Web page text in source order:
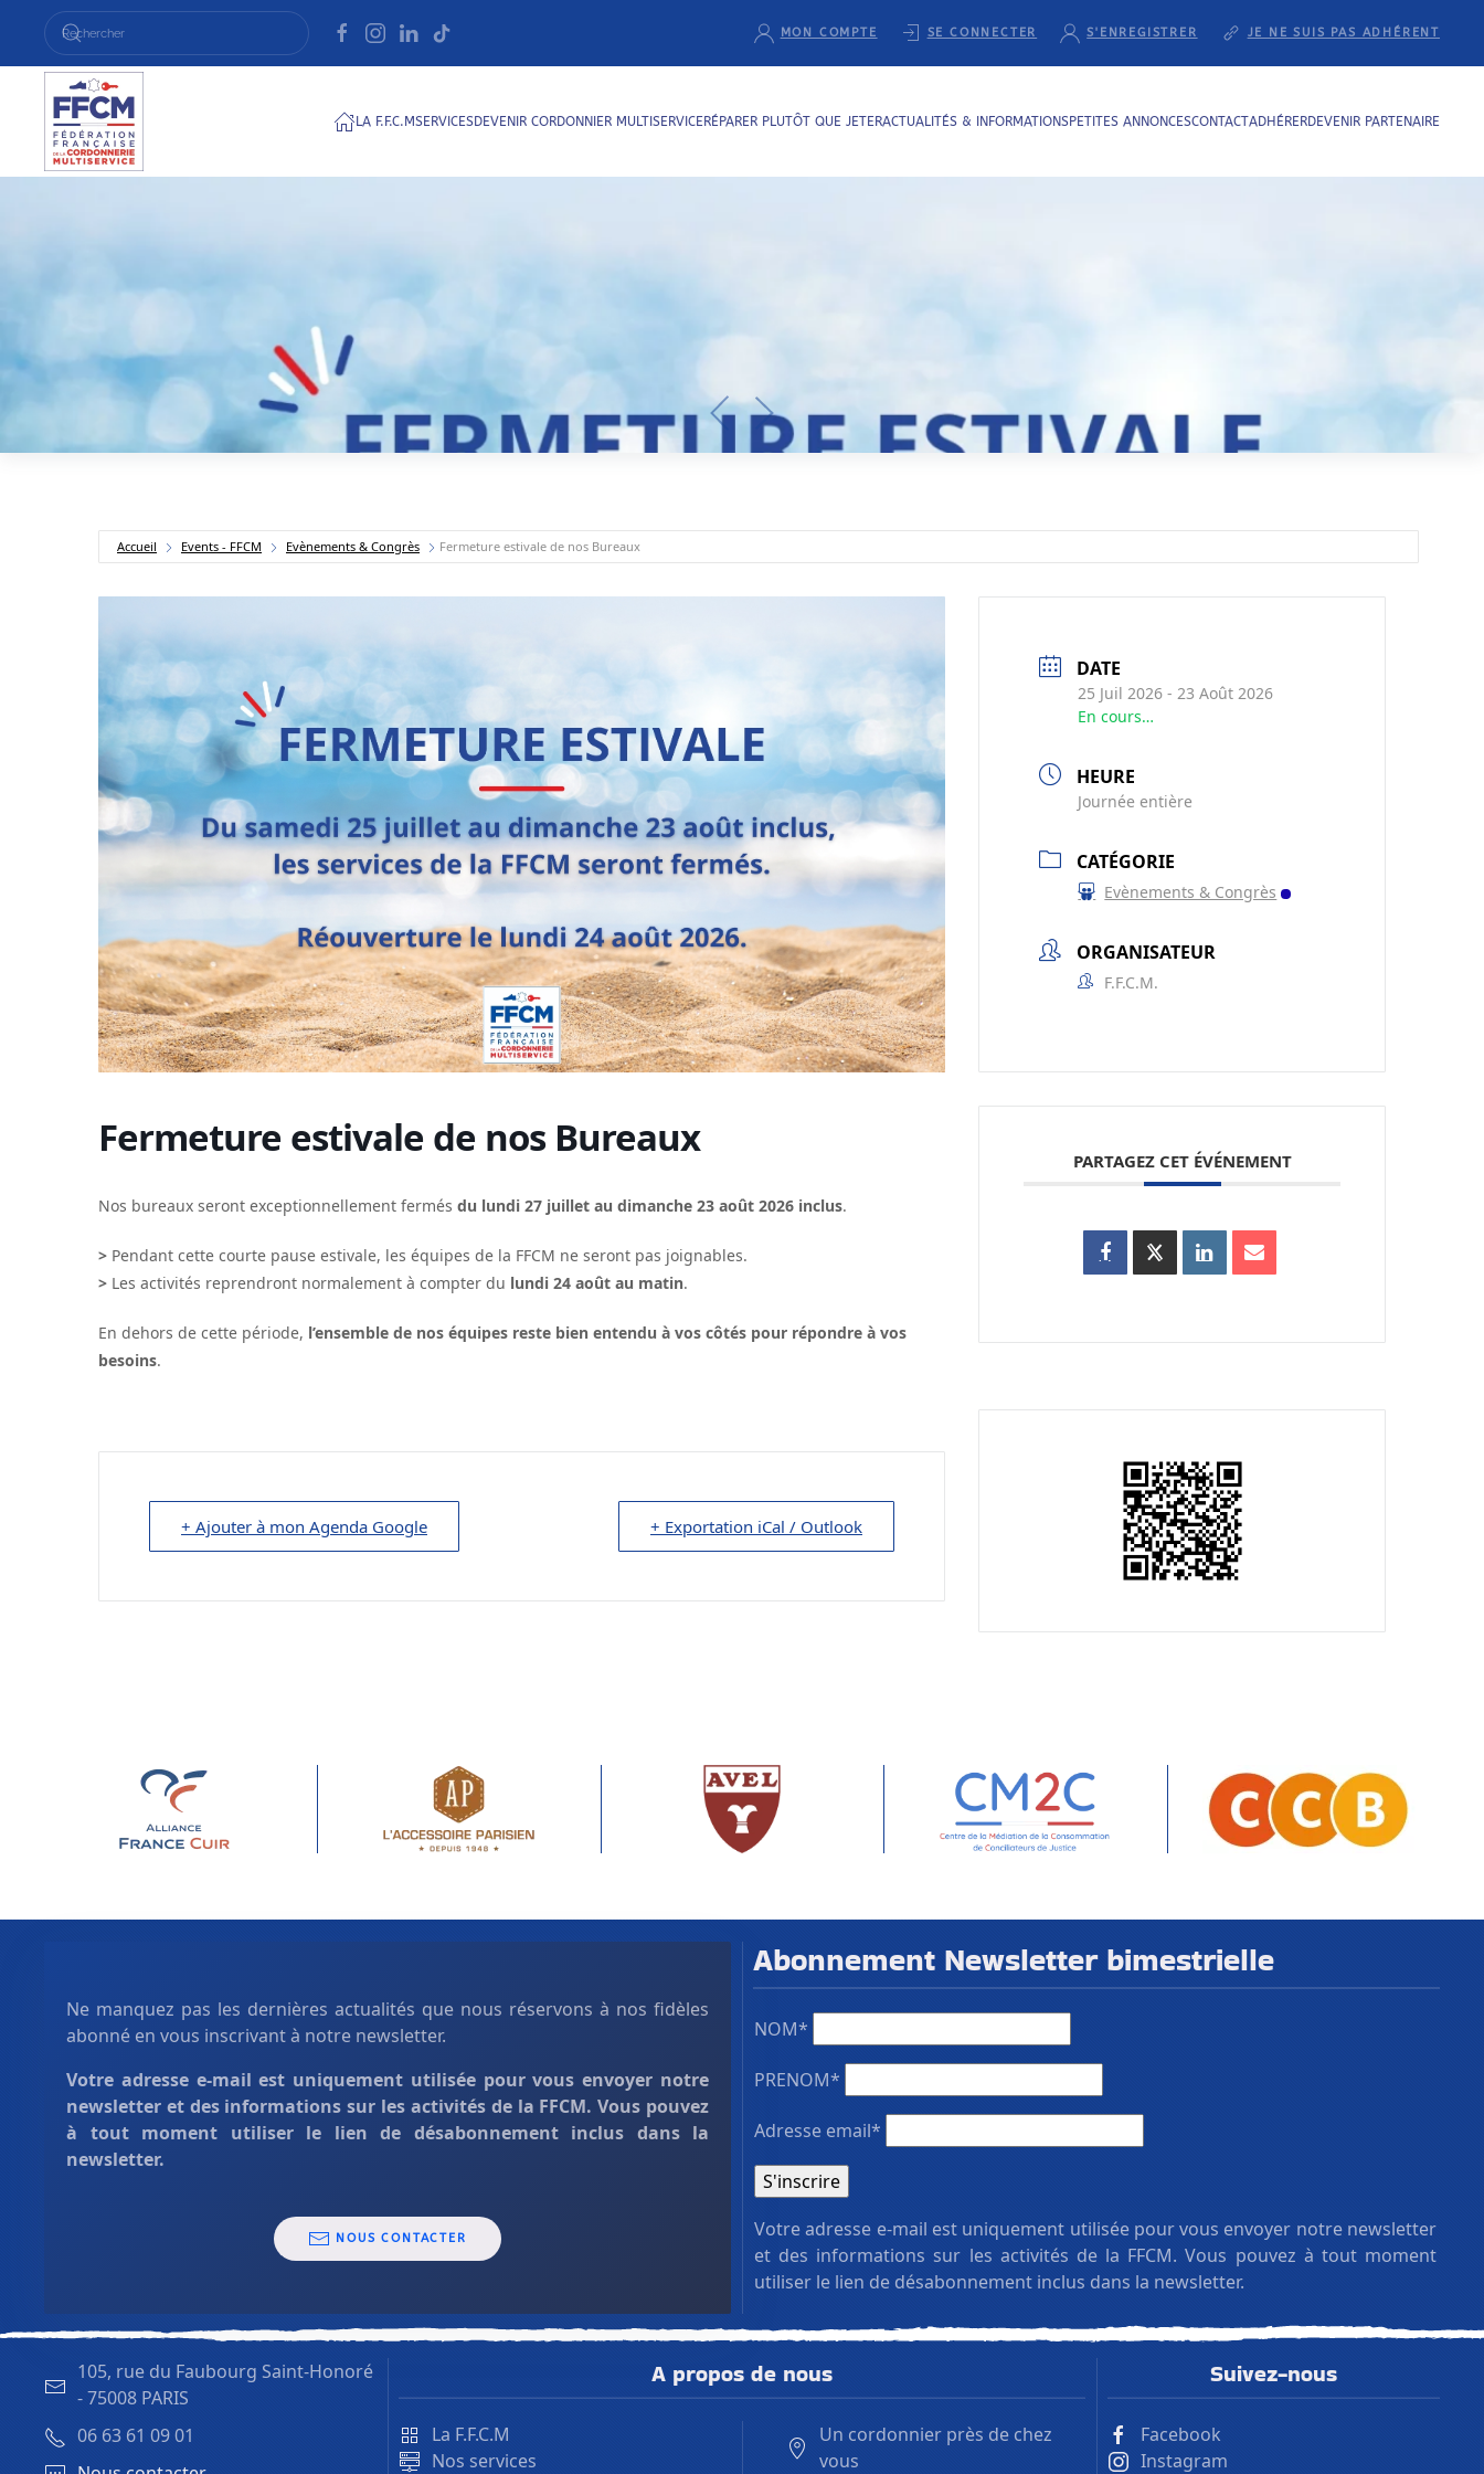
Passer au contenu principal
MON COMPTE SE CONNECTER S'ENREGISTRER JE NE SUIS PAS ADHÉRENT
LA F.F.C.MSERVICESDEVENIR CORDONNIER MULTISERVICERÉPARER PLUTÔT QUE JETERACTUALITÉS & INFORMATIONSPETITES ANNONCESCONTACTADHÉRERDEVENIR PARTENAIRE
Accueil Events - FFCM Evènements & Congrès Fermeture estivale de nos Bureaux
Fermeture estivale de nos Bureaux
Nos bureaux seront exceptionnellement fermés du lundi 27 juillet au dimanche 23 août 2026 inclus.
> Pendant cette courte pause estivale, les équipes de la FFCM ne seront pas joignables.
> Les activités reprendront normalement à compter du lundi 24 août au matin.
En dehors de cette période, l’ensemble de nos équipes reste bien entendu à vos côtés pour répondre à vos
besoins.
+ Ajouter à mon Agenda Google + Exportation iCal / Outlook
DATE
25 Juil 2026 - 23 Août 2026
En cours…
HEURE
Journée entière
CATÉGORIE
Evènements & Congrès
ORGANISATEUR
F.F.C.M.
PARTAGEZ CET ÉVÉNEMENT
Ne manquez pas les dernières actualités que nous réservons à nos fidèles
abonné en vous inscrivant à notre newsletter.
Votre adresse e-mail est uniquement utilisée pour vous envoyer notre
newsletter et des informations sur les activités de la FFCM. Vous pouvez
à tout moment utiliser le lien de désabonnement inclus dans la
newsletter.
NOUS CONTACTER
Abonnement Newsletter bimestrielle
NOM*
PRENOM*
Adresse email*
Votre adresse e-mail est uniquement utilisée pour vous envoyer notre newsletter
et des informations sur les activités de la FFCM. Vous pouvez à tout moment
utiliser le lien de désabonnement inclus dans la newsletter.
105, rue du Faubourg Saint-Honoré
-75008 PARIS
06 63 61 09 01
A propos de nous
La F.F.C.M
Nos services
Un cordonnier près de chez
vous
Suivez-nous
Facebook
Instagram